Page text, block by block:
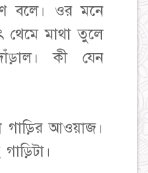
বলে। ওর মনে
থেমে মাথা তুলে
কী যেন
আওয়াজ।